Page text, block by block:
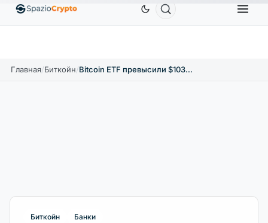
EthereumETH1 880,58 $ Tether USDT0,9991 $ BNBBNB
Главная/Биткойн/ Bitcoin ETF превысили $103 млрд: BlackRock держит 3,8% всего BTC
Биткойн Банки